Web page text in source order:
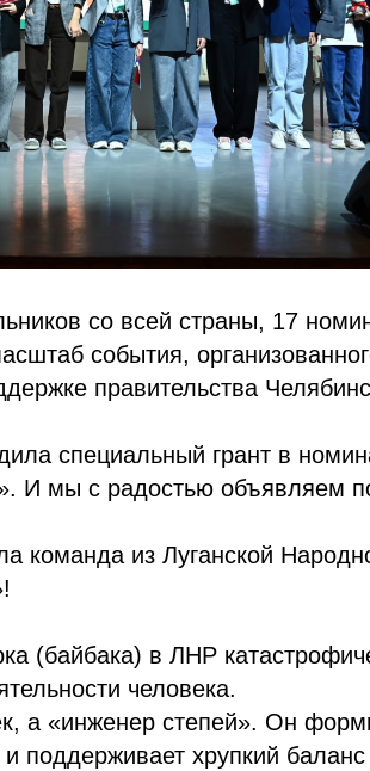
со всей страны, 17
события,
правительства
специальный грант в
И мы с радостью объявляем
команда из Луганской
(байбака) в ЛНР
человека.
а «инженер степей». Он
поддерживает хрупкий